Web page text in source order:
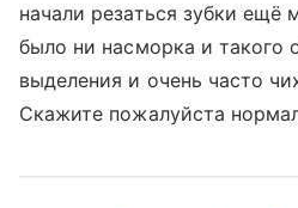
начали резаться зубки ещё
было ни насморка и такого
выделения и очень часто
Скажите пожалуйста